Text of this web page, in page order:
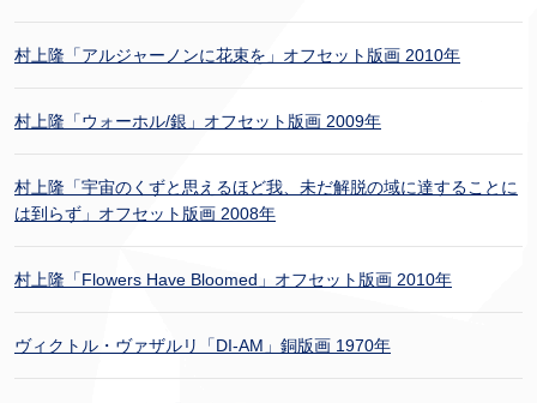
村上隆「アルジャーノンに花束を」オフセット版画 2010年
村上隆「ウォーホル/銀」オフセット版画 2009年
村上隆「宇宙のくずと思えるほど我、未だ解脱の域に達することに
は到らず」オフセット版画 2008年
村上隆「Flowers Have Bloomed」オフセット版画 2010年
ヴィクトル・ヴァザルリ「DI-AM」銅版画 1970年